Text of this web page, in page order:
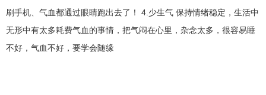
刷手机、气血都通过眼睛跑出去了！ 4.少生气 保持情绪稳定，生活中
无形中有太多耗费气血的事情，把气闷在心里，杂念太多，很容易睡
不好，气血不好，要学会随缘